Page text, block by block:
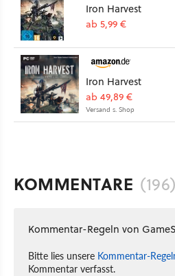
Iron Harvest
ab 5,99 €
Iron Harvest
ab 49,89 €
Versand s. Shop
KOMMENTARE (196)
Kommentar-Regeln von
Bitte lies unsere Kommentar-
Kommentar verfasst.